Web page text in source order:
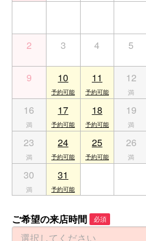
2 3 4 5
9 10 11 12
16 17 18 19
23 24 25 26
30 31
ご希望の来店時間 必須